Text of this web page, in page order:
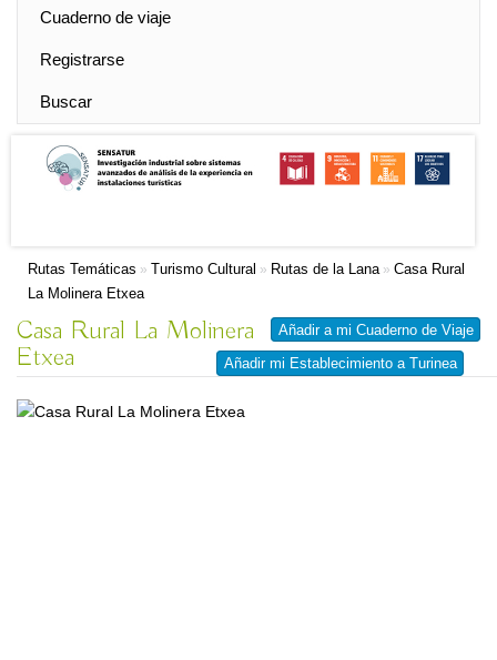
Cuaderno de viaje
Registrarse
Buscar
Rutas Temáticas » Turismo Cultural » Rutas de la Lana» Casa Rural
La Molinera Etxea
Añadir a mi Cuaderno de Viaje
Añadir mi Establecimiento a Turinea
Casa Rural La Molinera
Etxea